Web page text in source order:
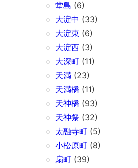
堂島 (6)
大淀中 (33)
大淀東 (6)
大淀西 (3)
大深町 (11)
天満 (23)
天満橋 (11)
天神橋 (93)
天神祭 (32)
太融寺町 (5)
小松原町 (8)
扇町 (39)